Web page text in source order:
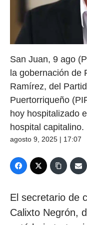
San Juan, 9 ago
la gobernación de
Ramírez, del
Puertorriqueño
hoy hospitalizado
hospital capitalino.
agosto 9, 2025 | 17:07
El secretario de
Calixto Negrón,